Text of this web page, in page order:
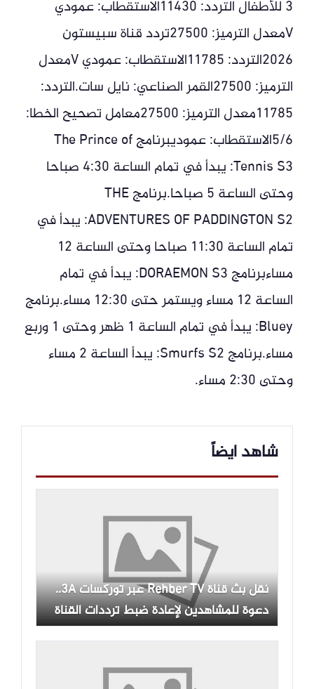
3 للأطفال التردد: 11430الاستقطاب: عمودي
Vمعدل الترميز: 27500تردد قناة سبيستون
2026التردد: 11785الاستقطاب: عمودي Vمعدل
الترميز: 27500القمر الصناعي: نايل سات.التردد:
11785معدل الترميز: 27500معامل تصحيح الخطا:
5/6الاستقطاب: عموديبرنامج The Prince of
Tennis S3: يبدأ في تمام الساعة 4:30 صباحا
وحتى الساعة 5 صباحا.برنامج THE
ADVENTURES OF PADDINGTON S2: يبدأ في
تمام الساعة 11:30 صباحا وحتى الساعة 12
مساءبرنامج DORAEMON S3: يبدأ في تمام
الساعة 12 مساء ويستمر حتى 12:30 مساء.برنامج
Bluey: يبدأ في تمام الساعة 1 ظهر وحتى 1 وربع
مساء.برنامج Smurfs S2: يبدأ الساعة 2 مساء
وحتى 2:30 مساء.
شاهد ايضاً
نقل بث قناة Rehber TV عبر توركسات 3A..
دعوة للمشاهدين لإعادة ضبط ترددات القناة